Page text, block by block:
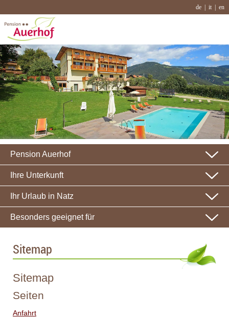
de it en
Pension Auerhof
Ihre Unterkunft
Ihr Urlaub in Natz
Besonders geeignet für
Sitemap
Sitemap
Seiten
Anfahrt